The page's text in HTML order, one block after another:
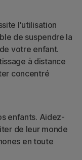
l'utilisation
de suspendre la
votre enfant.
à distance
concentré
enfants. Aidez-
de leur monde
en toute